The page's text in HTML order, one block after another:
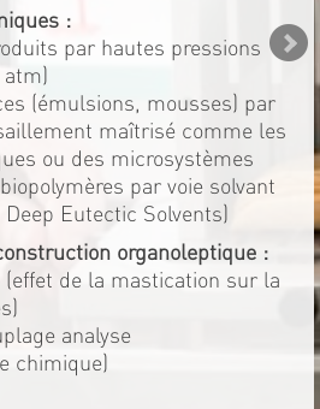
:
par hautes pressions
atm)
(émulsions, mousses) par
maîtrisé comme les
ou des microsystèmes
par voie solvant
Eutectic Solvents)
organoleptique :
de la mastication sur la
analyse
chimique)